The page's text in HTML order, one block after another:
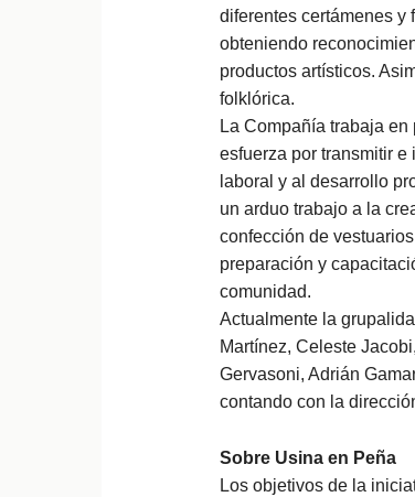
diferentes certámenes
obteniendo
productos artísticos.
folklórica.
La Compañía trabaja
esfuerza por transmitir
laboral y al desarrollo
un arduo trabajo a la
confección de
preparación y
comunidad.
Actualmente la
Martínez, Celeste
Gervasoni, Adrián
contando con la
Sobre Usina en Peña
Los objetivos de la